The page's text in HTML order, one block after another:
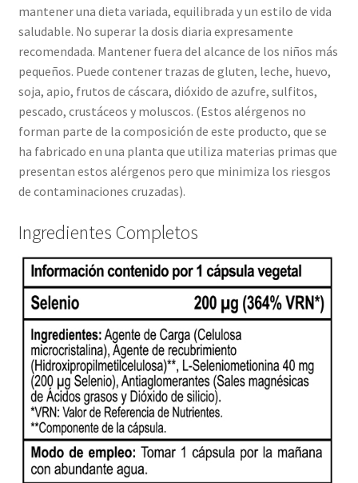
mantener una dieta variada, equilibrada y un estilo de vida
saludable. No superar la dosis diaria expresamente
recomendada. Mantener fuera del alcance de los niños más
pequeños. Puede contener trazas de gluten, leche, huevo,
soja, apio, frutos de cáscara, dióxido de azufre, sulfitos,
pescado, crustáceos y moluscos. (Estos alérgenos no
forman parte de la composición de este producto, que se
ha fabricado en una planta que utiliza materias primas que
presentan estos alérgenos pero que minimiza los riesgos
de contaminaciones cruzadas).
Ingredientes Completos